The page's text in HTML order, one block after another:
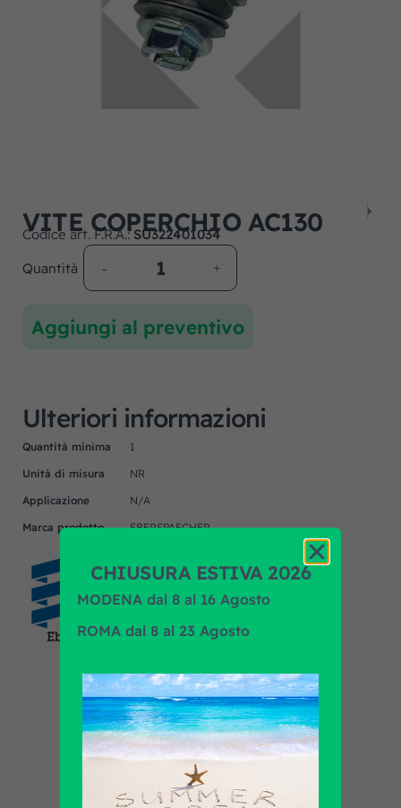
VITE COPERCHIO AC130
Codice art. F.R.A.:SU322401034
Quantità
Aggiungi al preventivo
Ulteriori informazioni
Quantità minima
1
Unità di misura
NR
Applicazione
N/A
Marca prodotto
EBERSPAECHER
Scopri tutti i prodotti
CHIUSURA ESTIVA 2026
MODENA dal 8 al 16 Agosto
ROMA dal 8 al 23 Agosto